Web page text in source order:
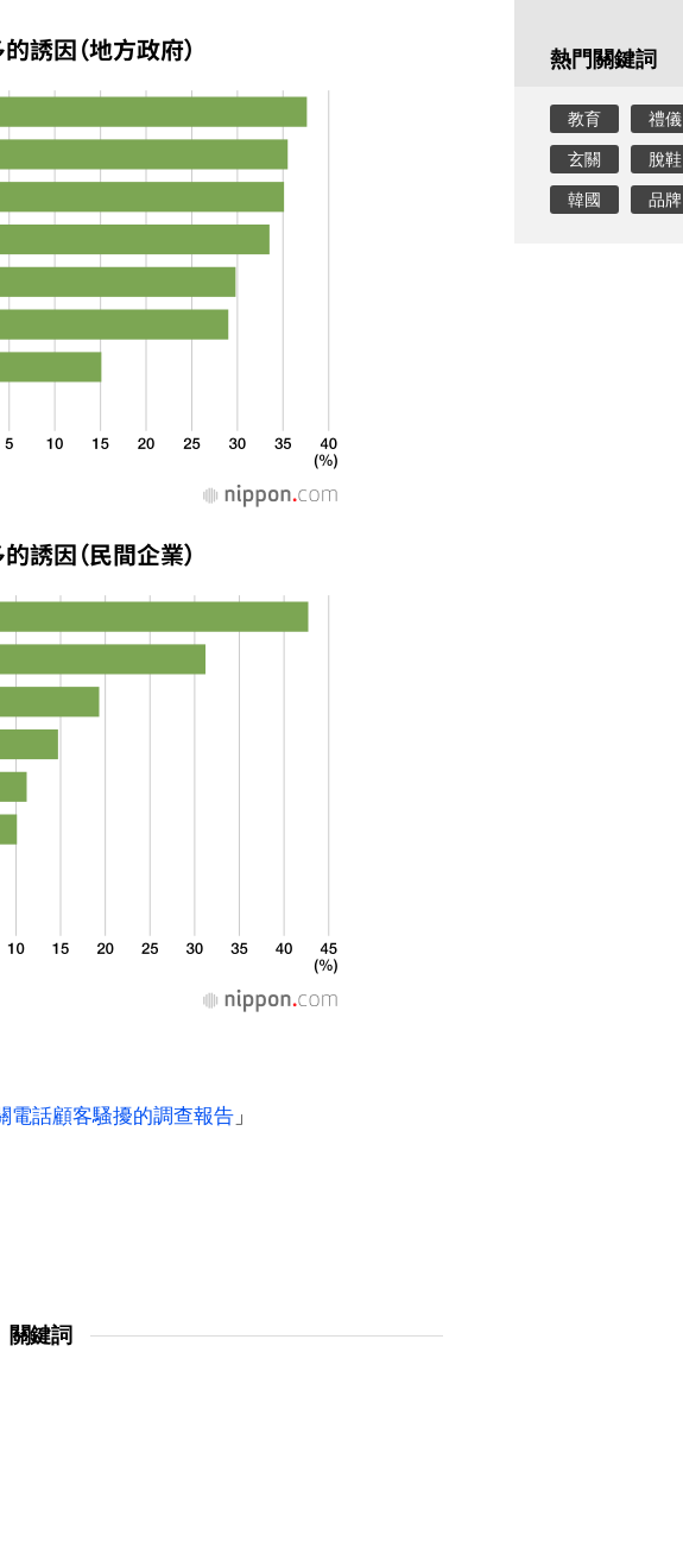
電話顧客騷擾的調查報告」
關鍵詞
熱門關鍵詞
教育 禮儀
玄關 脫鞋
韓國 品牌